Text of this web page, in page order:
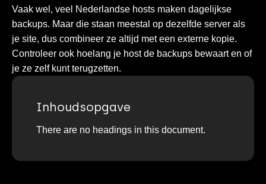
Vaak wel, veel Nederlandse hosts maken dagelijkse
backups. Maar die staan meestal op dezelfde server als
je site, dus combineer ze altijd met een externe kopie.
Controleer ook hoelang je host de backups bewaart en of
je ze zelf kunt terugzetten.
Inhoudsopgave
There are no headings in this document.